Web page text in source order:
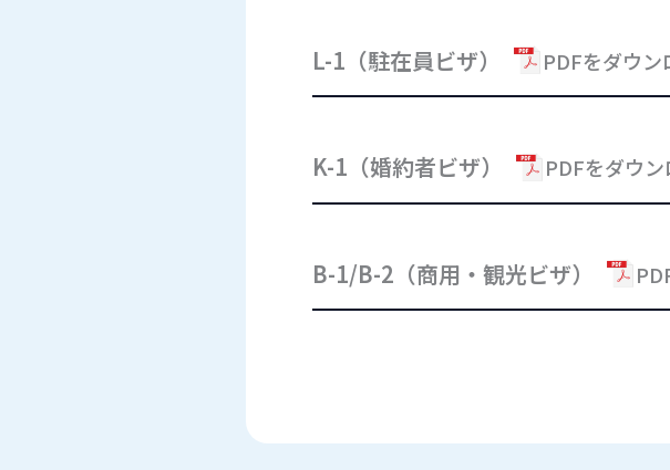
L-1（駐在員ビザ） PDFをダウン
K-1（婚約者ビザ） PDFをダウン
B-1/B-2（商用・観光ビザ）